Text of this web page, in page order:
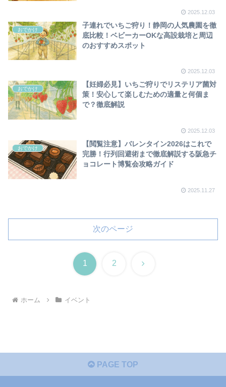
2025.12.03
おでかけ
子連れでいちご狩り！静岡の人気農園を徹
底比較！ベビーカーOKな高設栽培と周辺
のおすすめスポット
2025.12.03
おでかけ
【妊婦必見】いちご狩りでリステリア菌対
策！安心して楽しむための適量と何個ま
で？徹底解説
2025.12.03
おでかけ
【閲覧注意】バレンタイン2026はこれで
完勝！行列回避術まで徹底解説する阪急チ
ョコレート博覧会攻略ガイド
2025.11.27
次のページ
1 2 次
ホーム イベント
PAGE TOP